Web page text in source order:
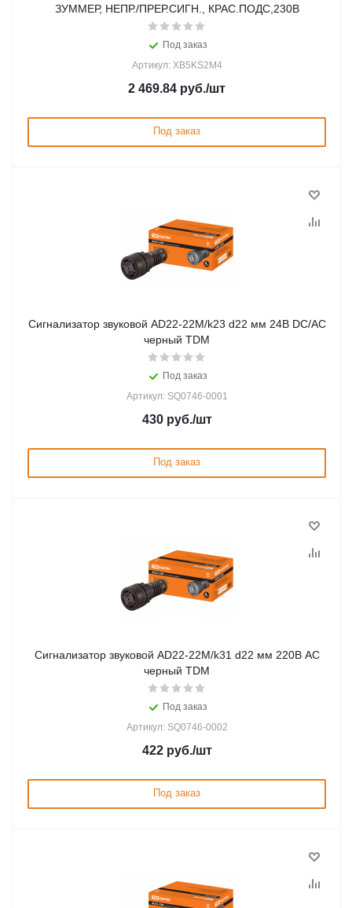
ЗУММЕР, НЕПР./ПРЕР.СИГН., КРАС.ПОДС,230В
Под заказ
Артикул: XB5KS2M4
2 469.84 руб./шт
Под заказ
Сигнализатор звуковой AD22-22M/k23 d22 мм 24В DC/AC
черный TDM
Под заказ
Артикул: SQ0746-0001
430руб./шт
Под заказ
Сигнализатор звуковой AD22-22M/k31 d22 мм 220В AC
черный TDM
Под заказ
Артикул: SQ0746-0002
422руб./шт
Под заказ